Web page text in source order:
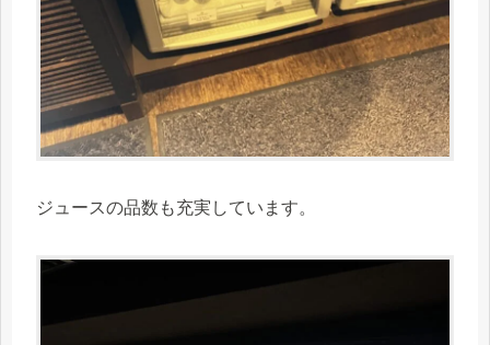
ジュースの品数も充実しています。